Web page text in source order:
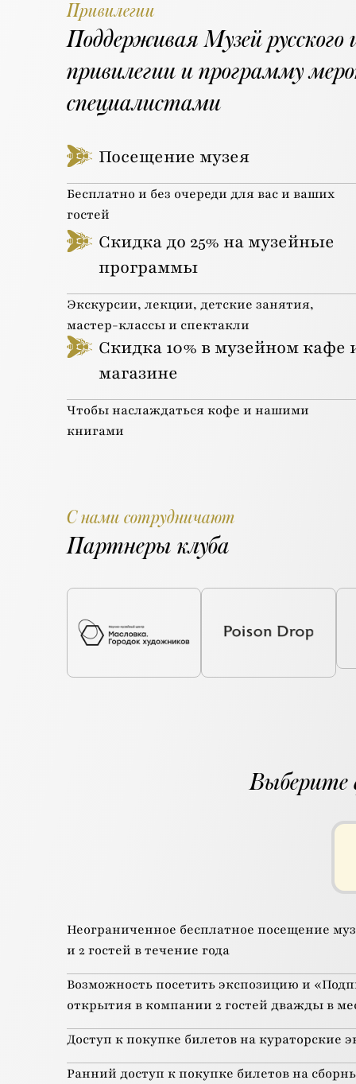
Привилегии
Поддерживая Музей русского
привилегии и программу
специалистами
Посещение музея
Бесплатно и без очереди для вас и ваших
гостей
Скидка до 25% на музейные
программы
Экскурсии, лекции, детские занятия,
мастер-классы и спектакли
Скидка 10% в музейном кафе
магазине
Чтобы наслаждаться кофе и нашими
книгами
С нами сотрудничают
Партнеры клуба
Выберите
Неограниченное бесплатное посещение
и 2 гостей в течение года
Возможность посетить экспозицию и
открытия в компании 2 гостей дважды в
Доступ к покупке билетов на кураторские
Ранний доступ к покупке билетов на